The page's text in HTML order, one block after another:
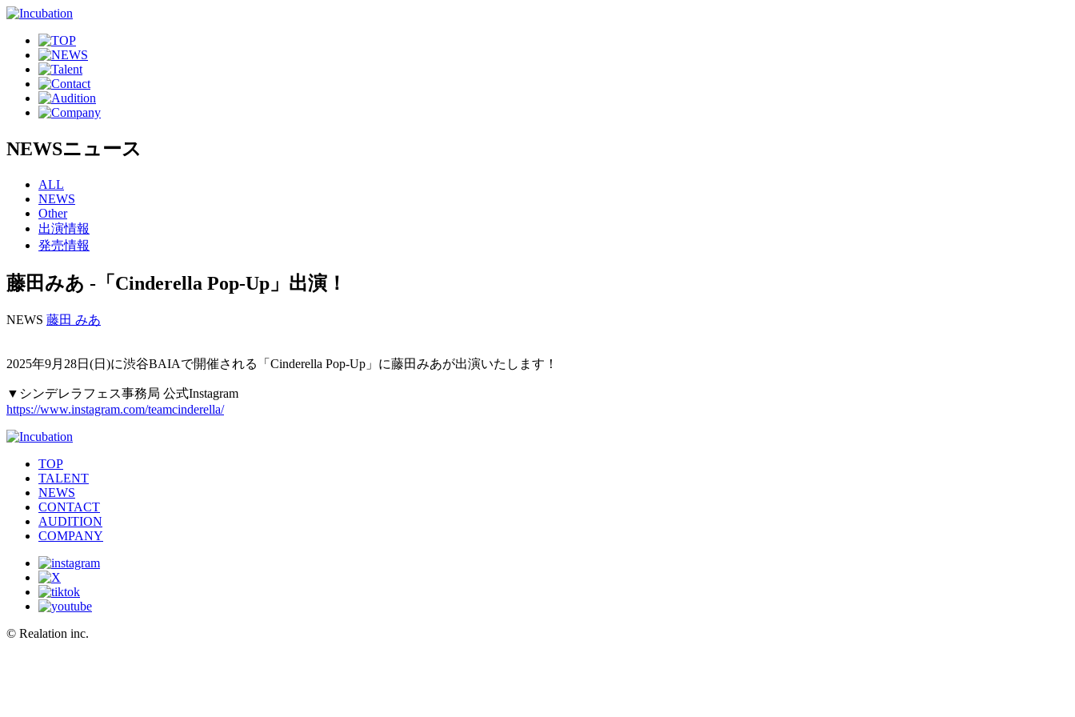
NEWSニュース
ALL
NEWS
Other
出演情報
発売情報
藤田みあ -「Cinderella Pop-Up」出演！
NEWS 藤田 みあ
2025年9月28日(日)に渋谷BAIAで開催される「Cinderella Pop-Up」に藤田みあが出演いたします！
▼シンデレラフェス事務局 公式Instagram
https://www.instagram.com/teamcinderella/
TOP
TALENT
NEWS
CONTACT
AUDITION
COMPANY
© Realation inc.